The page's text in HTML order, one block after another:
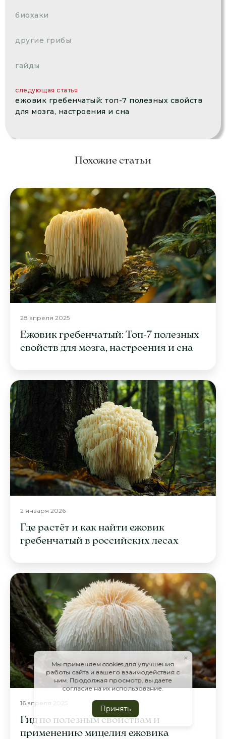
биохаки
другие грибы
гайды
следующая статья
ежовик гребенчатый: топ-7 полезных свойств
для мозга, настроения и сна
Похожие статьи
28 апреля 2025
Ежовик гребенчатый: Топ-7 полезных
свойств для мозга, настроения и сна
2 января 2026
Где растёт и как найти ежовик
гребенчатый в российских лесах
16 апреля 2025
Гид по полезным свойствам и
применению мицелия ежовика
Мы применяем cookies для улучшения
работы сайта и вашего взаимодействия с
ним. Продолжая просмотр, вы даете
согласие на их использование.
×
Принять